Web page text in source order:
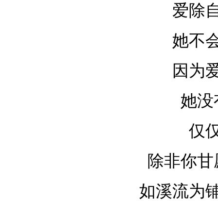
爱除
她不
因为
她没
仅
除非你
如溪流为